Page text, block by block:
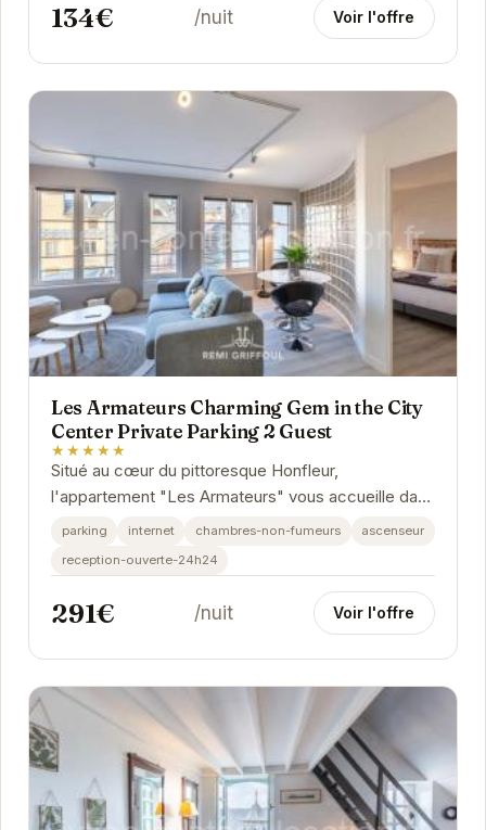
134€ /nuit Voir l'offre
Les Armateurs Charming Gem in the City
Center Private Parking 2 Guest
★★★★★
Situé au cœur du pittoresque Honfleur,
l'appartement "Les Armateurs" vous accueille dans
un cadre élégant et confortable. Idéal pour un
parking internet chambres-non-fumeurs
ascenseur
reception-ouverte-24h24
291€ /nuit Voir l'offre